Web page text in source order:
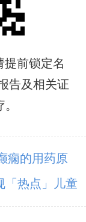
提前锁定名
告及相关证
痫的用药原
「热点」儿童